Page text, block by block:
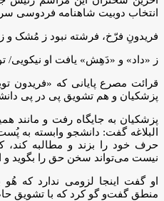
انتخاب دوبیت شاهنامه فردوسی
فریدونِ فرّخ، فرشته نبود ز مُشک و
ز «داد» و «دَهِش» یافت او نیکویی/
قرائت مصرع پایانی که «فریدون
پزشکیان و هم تشویق پی در پی
پزشکیان به جایگاه رفت و مانند
البلاغه گفت: دانشجو وابسته به
حرف خود را بزند و مطالبه
نیست می‌تواند سخن حق را بگوید و
او گفت اینجا لزومی ندارد که
منطق گفت‌و گو کرد که با تشویق